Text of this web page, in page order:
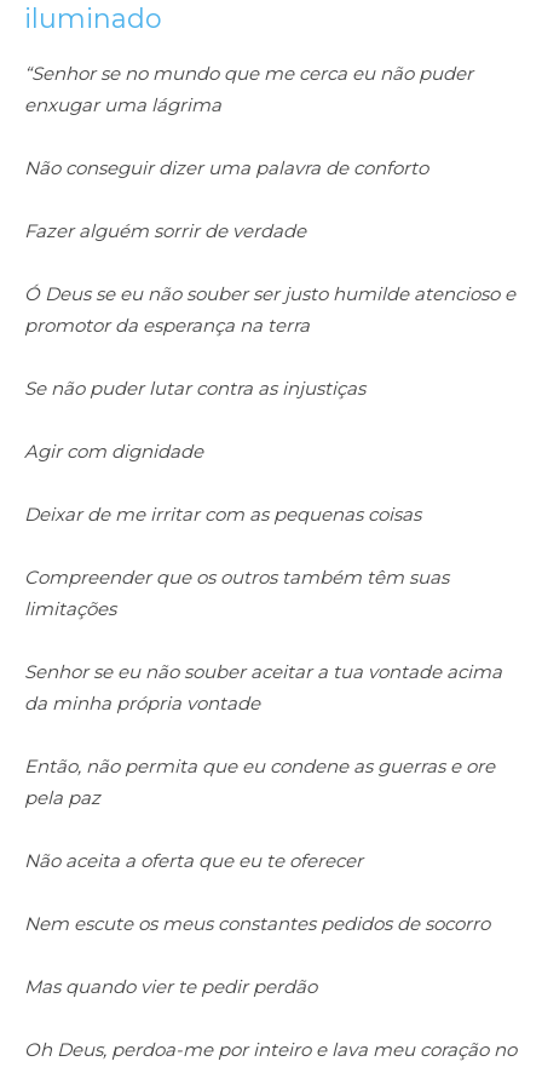
iluminado
“Senhor se no mundo que me cerca eu não puder
enxugar uma lágrima
Não conseguir dizer uma palavra de conforto
Fazer alguém sorrir de verdade
Ó Deus se eu não souber ser justo humilde atencioso e
promotor da esperança na terra
Se não puder lutar contra as injustiças
Agir com dignidade
Deixar de me irritar com as pequenas coisas
Compreender que os outros também têm suas
limitações
Senhor se eu não souber aceitar a tua vontade acima
da minha própria vontade
Então, não permita que eu condene as guerras e ore
pela paz
Não aceita a oferta que eu te oferecer
Nem escute os meus constantes pedidos de socorro
Mas quando vier te pedir perdão
Oh Deus, perdoa-me por inteiro e lava meu coração no